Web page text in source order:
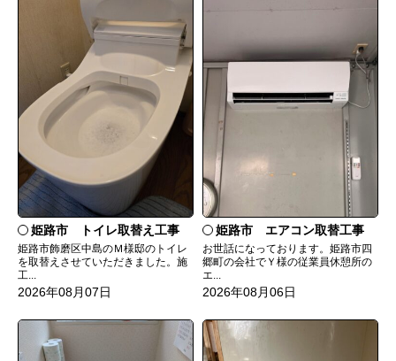
姫路市 トイレ取替え工事
姫路市飾磨区中島のＭ様邸のトイレ
を取替えさせていただきました。施
工...
2026年08月07日
姫路市 エアコン取替工事
お世話になっております。姫路市四
郷町の会社でＹ様の従業員休憩所の
エ...
2026年08月06日